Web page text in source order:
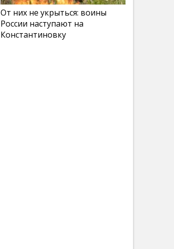
От них не укрыться: воины
России наступают на
Константиновку